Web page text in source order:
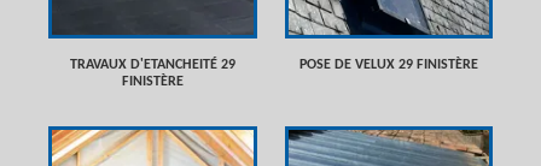
TRAVAUX D'ETANCHEITÉ 29
FINISTÈRE
POSE DE VELUX 29 FINISTÈRE